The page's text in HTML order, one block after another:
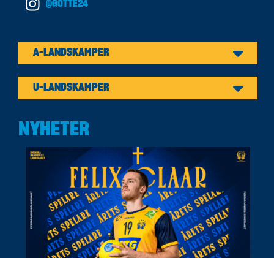
@GOTTE24
A-LANDSKAMPER
U-LANDSKAMPER
NYHETER